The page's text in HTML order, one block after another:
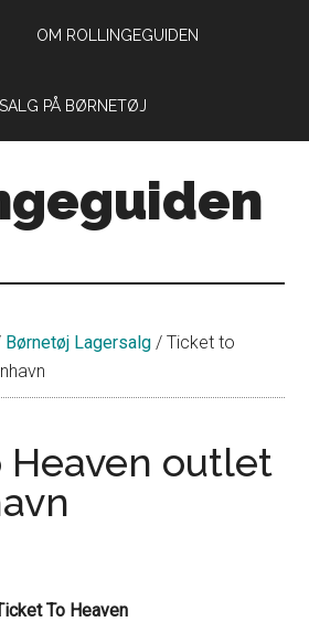
OM ROLLINGEGUIDEN
PÅ BØRNETØJ
Børnetøj Lagersalg / Ticket to
outlet
To Heaven